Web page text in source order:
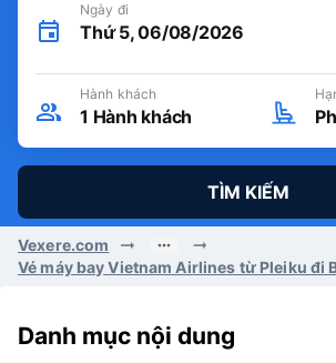
Ngày đi
Thứ 5, 06/08/2026
Hành khách
1 Hành khách
TÌM KIẾM
Vexere.com
Vé máy bay Vietnam Airlines từ Pleiku đi
Danh mục nội dung